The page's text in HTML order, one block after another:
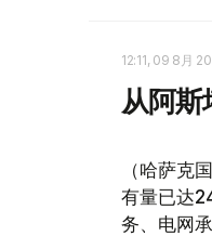
12:11, 09 8月
从阿斯
（哈萨克
有量已达
务、电网